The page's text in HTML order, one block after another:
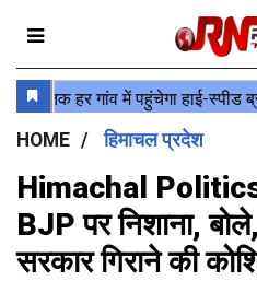
HOME हिमाचल प्रदेश
Himachal
BJP पर निशाना,
सरकार गिराने की